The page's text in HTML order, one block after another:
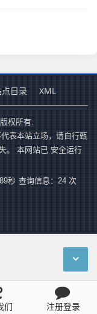
目录 XML
版权所有.
表本站立场，请自行甄
。 本网站已 安全运行
秒 查询信息：24 次
们 注册登录